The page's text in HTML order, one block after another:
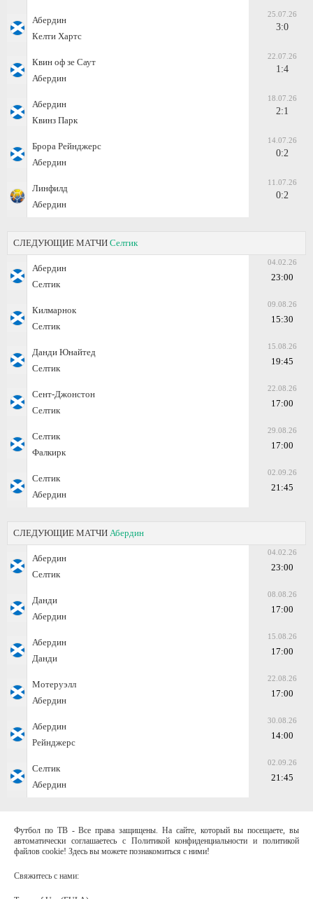
Абердин
Келти Хартс
25.07.26
3:0
Квин оф зе Саут
Абердин
22.07.26
1:4
Абердин
Квинз Парк
18.07.26
2:1
Брора Рейнджерс
Абердин
14.07.26
0:2
Линфилд
Абердин
11.07.26
0:2
СЛЕДУЮЩИЕ МАТЧИ Селтик
Абердин
Селтик
04.02.26
23:00
Килмарнок
Селтик
09.08.26
15:30
Данди Юнайтед
Селтик
15.08.26
19:45
Сент-Джонстон
Селтик
22.08.26
17:00
Селтик
Фалкирк
29.08.26
17:00
Селтик
Абердин
02.09.26
21:45
СЛЕДУЮЩИЕ МАТЧИ Абердин
Абердин
Селтик
04.02.26
23:00
Данди
Абердин
08.08.26
17:00
Абердин
Данди
15.08.26
17:00
Мотеруэлл
Абердин
22.08.26
17:00
Абердин
Рейнджерс
30.08.26
14:00
Селтик
Абердин
02.09.26
21:45
Футбол по ТВ - Все права защищены. На сайте, который вы посещаете, вы
автоматически соглашаетесь с Политикой конфиденциальности и политикой
файлов cookie! Здесь вы можете познакомиться с ними!
Свяжитесь с нами: